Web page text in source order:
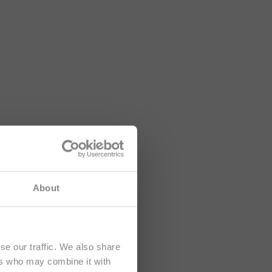
About
our traffic. We also share
who may combine it with
.